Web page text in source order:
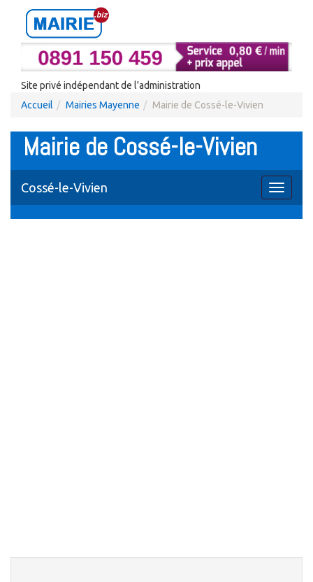
Site privé indépendant de l'administration
Accueil
Mairies Mayenne Mairie de Cossé-le-Vivien
Mairie de Cossé-le-Vivien
Toggle
Cossé-le-Vivien